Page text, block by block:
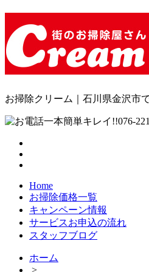
お掃除クリーム｜石川県金沢市
Home
お掃除価格一覧
キャンペーン情報
サービスお申込の流れ
スタッフブログ
ホーム
>